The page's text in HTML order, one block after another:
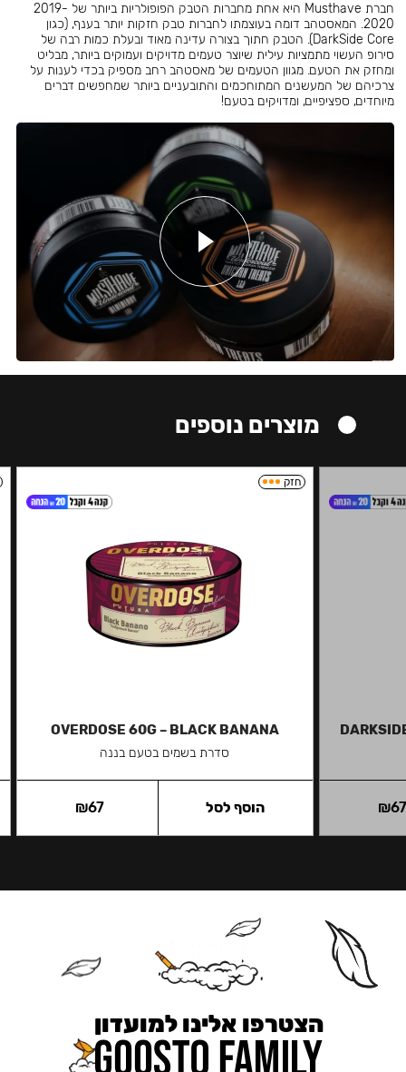
חברת Musthave היא אחת מחברות הטבק הפופולריות ביותר של 2019-
2020. המאסטהב דומה בעוצמתו לחברות טבק חזקות יותר בענף, (כגון
DarkSide Core). הטבק חתוך בצורה עדינה מאוד ובעלת כמות רבה של
סירופ העשוי מתמציות עילית שיוצר טעמים מדויקים ועמוקים ביותר, מבליט
ומחזק את הטעם. מגוון הטעמים של מאסטהב רחב מספיק בכדי לענות על
צרכיהם של המעשנים המתוחכמים והתובעניים ביותר שמחפשים דברים
מיוחדים, ספציפיים, ומדויקים בטעם!
מוצרים נוספים
₪
חזק
OVERDOSE 60G – BLACK BANANA
סדרת בשמים בטעם בננה
₪67 הוסף לסל
הצטרפו אלינו למועדון